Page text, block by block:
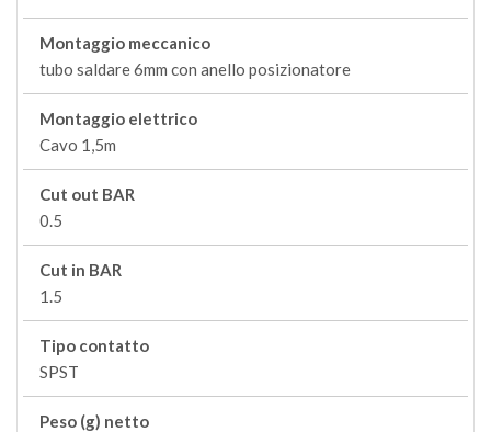
Montaggio meccanico
tubo saldare 6mm con anello posizionatore
Montaggio elettrico
Cavo 1,5m
Cut out BAR
0.5
Cut in BAR
1.5
Tipo contatto
SPST
Peso (g) netto